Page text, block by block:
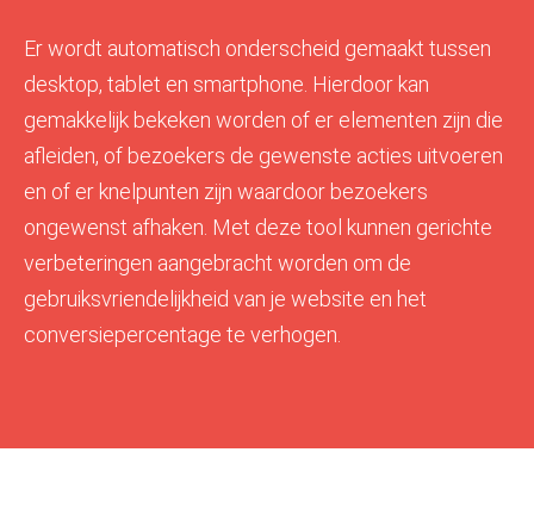
Er wordt automatisch onderscheid gemaakt tussen
desktop, tablet en smartphone. Hierdoor kan
gemakkelijk bekeken worden of er elementen zijn die
afleiden, of bezoekers de gewenste acties uitvoeren
en of er knelpunten zijn waardoor bezoekers
ongewenst afhaken. Met deze tool kunnen gerichte
verbeteringen aangebracht worden om de
gebruiksvriendelijkheid van je website en het
conversiepercentage te verhogen.